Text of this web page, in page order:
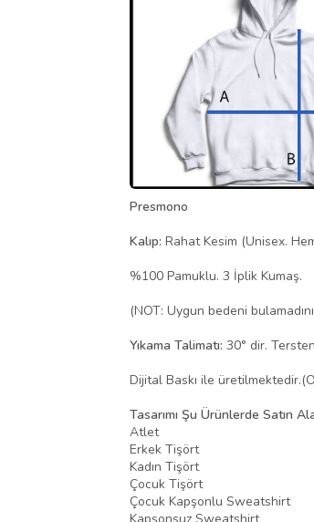
Presmono
Kalıp: Rahat Kesim (Unisex.
%100 Pamuklu. 3 İplik Kumaş.
(NOT: Uygun bedeni
Yıkama Talimatı: 30° dir.
Dijital Baskı ile
Tasarımı Şu Ürünlerde Satın
Atlet
Erkek Tişört
Kadın Tişört
Çocuk Tişört
Çocuk Kapşonlu Sweatshirt